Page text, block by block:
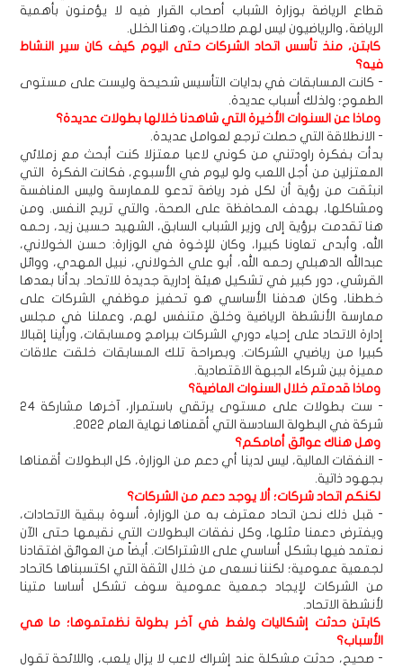
قطاع الرياضة بوزارة الشباب أصحاب القرار فيه لا يؤمنون بأهمية
الرياضة، والرياضيون ليس لهم صلاحيات، وهنا الخلل.
كابتن، منذ تأسس اتحاد الشركات حتى اليوم كيف كان سير النشاط
فيه؟
- كانت المسابقات في بدايات التأسيس شحيحة وليست على مستوى
الطموح؛ ولذلك أسباب عديدة.
وماذا عن السنوات الأخيرة التي شاهدنا خلالها بطولات عديدة؟
- الانطلاقة التي حصلت ترجع لعوامل عديدة.
بدأت بفكرة راودتني من كوني لاعبا معتزلا كنت أبحث مع زملائي
المعتزلين من أجل اللعب ولو ليوم في الأسبوع، فكانت الفكرة التي
انبثقت من رؤية أن لكل فرد رياضة تدعو للممارسة وليس المنافسة
ومشاكلها، بهدف المحافظة على الصحة، والتي تريح النفس. ومن
هنا تقدمت برؤية إلى وزير الشباب السابق، الشهيد حسين زيد، رحمه
الله، وأبدى تعاونا كبيرا، وكان للإخوة في الوزارة: حسن الخولاني،
عبدالله الدهبلي رحمه الله، أبو علي الخولاني، نبيل المهدي، ووائل
القرشي، دور كبير في تشكيل هيئة إدارية جديدة للاتحاد. بدأنا بعدها
خططنا، وكان هدفنا الأساسي هو تحفيز موظفي الشركات على
ممارسة الأنشطة الرياضية وخلق متنفس لهم، وعملنا في مجلس
إدارة الاتحاد على إحياء دوري الشركات ببرامج ومسابقات، ورأينا إقبالا
كبيرا من رياضيي الشركات. وبصراحة تلك المسابقات خلقت علاقات
مميزة بين شركاء الجبهة الاقتصادية.
وماذا قدمتم خلال السنوات الماضية؟
- ست بطولات على مستوى يرتقي باستمرار، آخرها مشاركة 24
شركة في البطولة السادسة التي أقمناها نهاية العام 2022.
وهل هناك عوائق أمامكم؟
- النفقات المالية، ليس لدينا أي دعم من الوزارة، كل البطولات أقمناها
بجهود ذاتية.
لكنكم اتحاد شركات؛ ألا يوجد دعم من الشركات؟
- قبل ذلك نحن اتحاد معترف به من الوزارة، أسوة ببقية الاتحادات،
ويفترض دعمنا مثلها، وكل نفقات البطولات التي نقيمها حتى الآن
نعتمد فيها بشكل أساسي على الاشتراكات. أيضاً من العوائق افتقادنا
لجمعية عمومية؛ لكننا نسعى من خلال الثقة التي اكتسبناها كاتحاد
من الشركات لإيجاد جمعية عمومية سوف تشكل أساسا متينا
لأنشطة الاتحاد.
كابتن حدثت إشكاليات ولغط في آخر بطولة نظمتموها؛ ما هي
الأسباب؟
- صحيح، حدثت مشكلة عند إشراك لاعب لا يزال يلعب، واللائحة تقول